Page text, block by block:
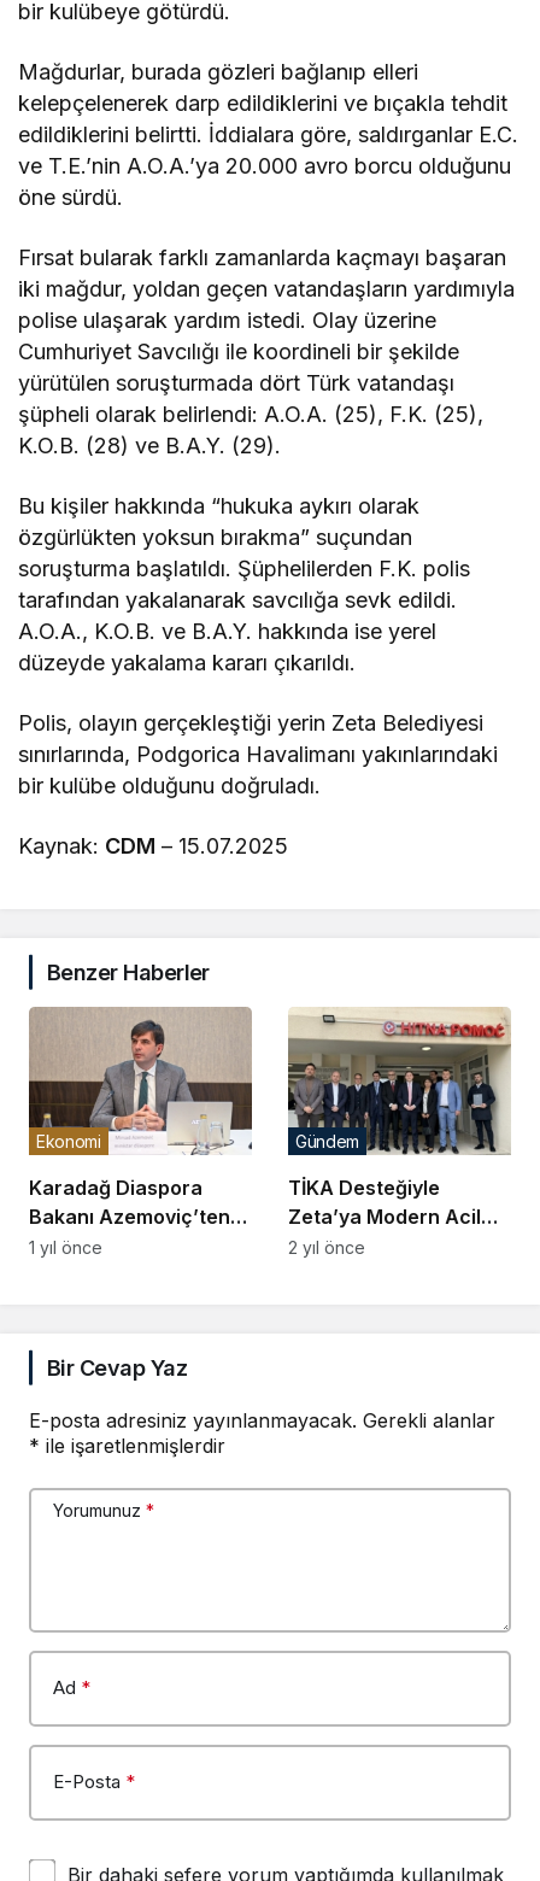
bir kulübeye götürdü.
Mağdurlar, burada gözleri bağlanıp elleri
kelepçelenerek darp edildiklerini ve bıçakla tehdit
edildiklerini belirtti. İddialara göre, saldırganlar E.C.
ve T.E.’nin A.O.A.’ya 20.000 avro borcu olduğunu
öne sürdü.
Fırsat bularak farklı zamanlarda kaçmayı başaran
iki mağdur, yoldan geçen vatandaşların yardımıyla
polise ulaşarak yardım istedi. Olay üzerine
Cumhuriyet Savcılığı ile koordineli bir şekilde
yürütülen soruşturmada dört Türk vatandaşı
şüpheli olarak belirlendi: A.O.A. (25), F.K. (25),
K.O.B. (28) ve B.A.Y. (29).
Bu kişiler hakkında “hukuka aykırı olarak
özgürlükten yoksun bırakma” suçundan
soruşturma başlatıldı. Şüphelilerden F.K. polis
tarafından yakalanarak savcılığa sevk edildi.
A.O.A., K.O.B. ve B.A.Y. hakkında ise yerel
düzeyde yakalama kararı çıkarıldı.
Polis, olayın gerçekleştiği yerin Zeta Belediyesi
sınırlarında, Podgorica Havalimanı yakınlarındaki
bir kulübe olduğunu doğruladı.
Kaynak: CDM – 15.07.2025
Benzer Haberler
Karadağ Diaspora
Bakanı Azemoviç’ten
Türk Yatırımcılara
Ekonomi
1 yıl önce
TİKA Desteğiyle
Zeta’ya Modern Acil
Tıbbi Yardım Ünitesi
Gündem
2 yıl önce
Bir Cevap Yaz
E-posta adresiniz yayınlanmayacak. Gerekli alanlar
* ile işaretlenmişlerdir
Yorumunuz *
Ad *
E-Posta *
Bir dahaki sefere yorum yaptığımda kullanılmak